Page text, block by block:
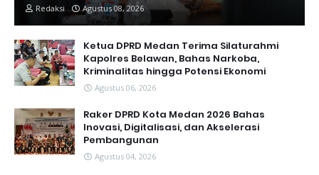
Redaksi Agustus 08, 2026
Ketua DPRD Medan Terima Silaturahmi
Kapolres Belawan, Bahas Narkoba,
Kriminalitas hingga Potensi Ekonomi
Agustus 06, 2026
Raker DPRD Kota Medan 2026 Bahas
Inovasi, Digitalisasi, dan Akselerasi
Pembangunan
Agustus 04, 2026